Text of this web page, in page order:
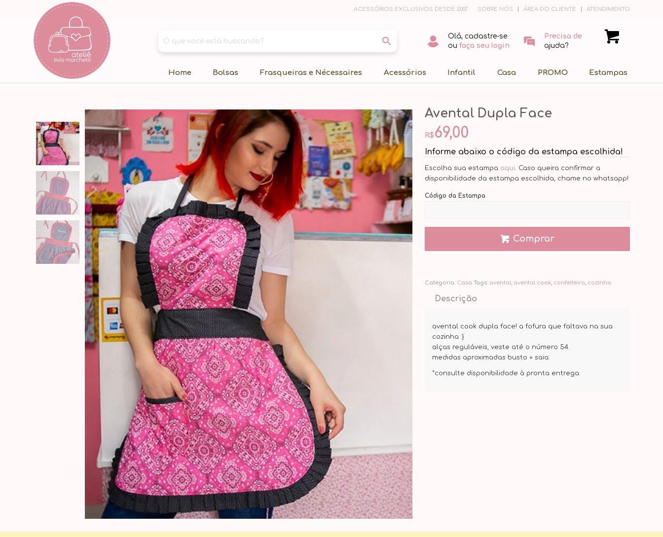
SOBRE NÓS ÁREA DO CLIENTE ATENDIMENTO
ACESSÓRIOS EXCLUSIVOS DESDE 2007
Olá, cadastre-se
oufaça seu login
Precisa de
ajuda?
Home Bolsas Frasqueiras e Nécessaires Acessórios Infantil Casa PROMO Estampas
Avental Dupla Face
R$69,00
Informe abaixo o código da estampa escolhida!
Escolha sua estampa aqui. Caso queira confirmar a
disponibilidade da estampa escolhida, chame no whatsapp!
Código da Estampa
Comprar
Categoria: Casa Tags: avental, avental cook, confeiteira, cozinha
Descrição
avental cook dupla face! a fofura que faltava na sua
cozinha :}
alças reguláveis, veste até o número 54.
medidas aproximadas busto + saia:
*consulte disponibilidade à pronta entrega.